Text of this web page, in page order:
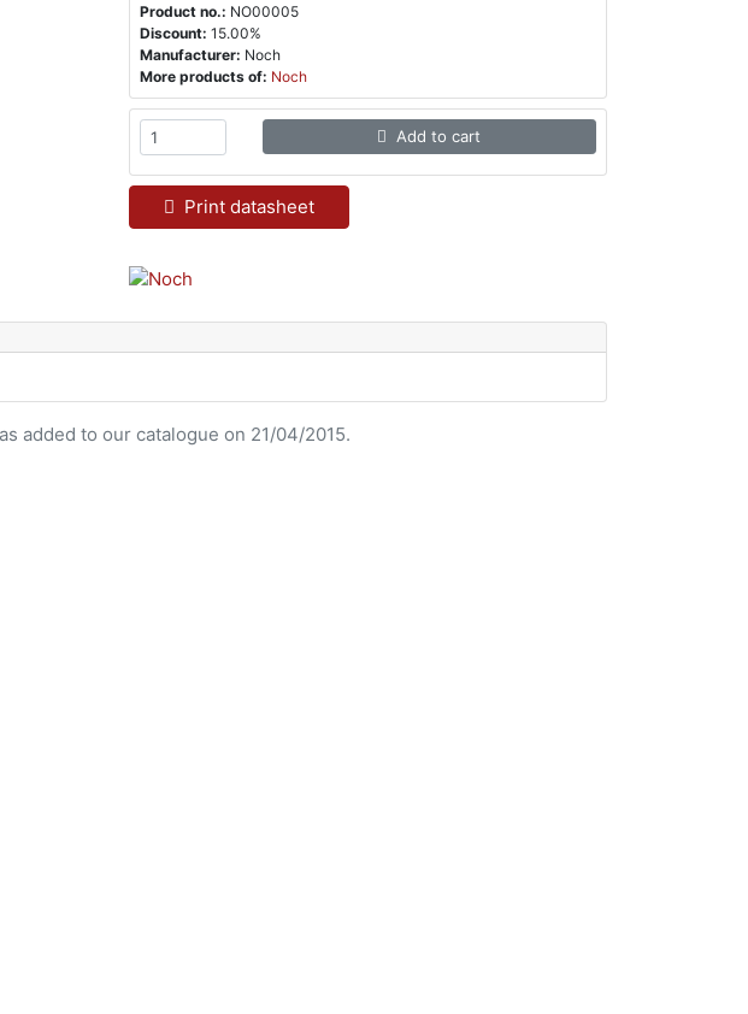
Product no.: NO00005
Discount: 15.00%
Manufacturer: Noch
More products of: Noch
Add to cart
Print datasheet
added to our catalogue on 21/04/2015.